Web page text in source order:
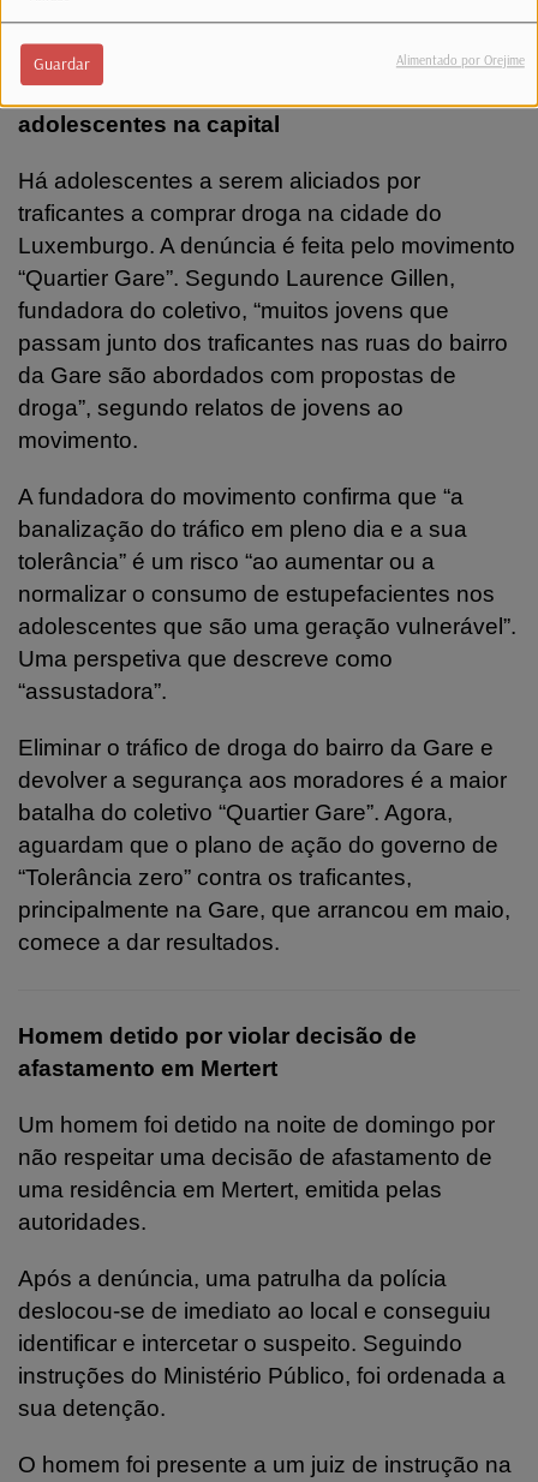
Guardar Alimentado por Orejime
“Quartier Gare” denuncia venda de droga a
adolescentes na capital
Há adolescentes a serem aliciados por
traficantes a comprar droga na cidade do
Luxemburgo. A denúncia é feita pelo movimento
“Quartier Gare”. Segundo Laurence Gillen,
fundadora do coletivo, “muitos jovens que
passam junto dos traficantes nas ruas do bairro
da Gare são abordados com propostas de
droga”, segundo relatos de jovens ao
movimento.
A fundadora do movimento confirma que “a
banalização do tráfico em pleno dia e a sua
tolerância” é um risco “ao aumentar ou a
normalizar o consumo de estupefacientes nos
adolescentes que são uma geração vulnerável”.
Uma perspetiva que descreve como
“assustadora”.
Eliminar o tráfico de droga do bairro da Gare e
devolver a segurança aos moradores é a maior
batalha do coletivo “Quartier Gare”. Agora,
aguardam que o plano de ação do governo de
“Tolerância zero” contra os traficantes,
principalmente na Gare, que arrancou em maio,
comece a dar resultados.
Homem detido por violar decisão de
afastamento em Mertert
Um homem foi detido na noite de domingo por
não respeitar uma decisão de afastamento de
uma residência em Mertert, emitida pelas
autoridades.
Após a denúncia, uma patrulha da polícia
deslocou-se de imediato ao local e conseguiu
identificar e intercetar o suspeito. Seguindo
instruções do Ministério Público, foi ordenada a
sua detenção.
O homem foi presente a um juiz de instrução na